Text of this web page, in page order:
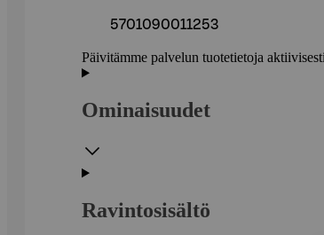
5701090011253
Päivitämme palvelun tuotetietoja
Ominaisuudet
Ravintosisältö